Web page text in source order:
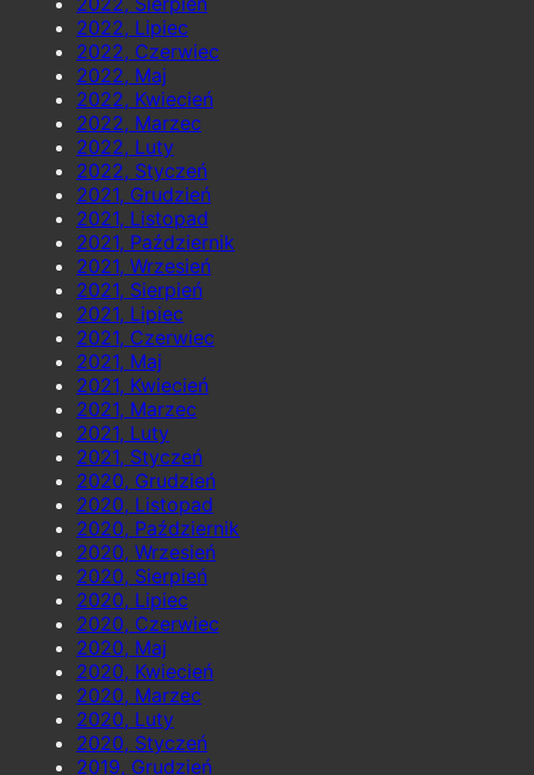
2022, Lipiec
2022, Czerwiec
2022, Maj
2022, Kwiecień
2022, Marzec
2022, Luty
2022, Styczeń
2021, Grudzień
2021, Listopad
2021, Październik
2021, Wrzesień
2021, Sierpień
2021, Lipiec
2021, Czerwiec
2021, Maj
2021, Kwiecień
2021, Marzec
2021, Luty
2021, Styczeń
2020, Grudzień
2020, Listopad
2020, Październik
2020, Wrzesień
2020, Sierpień
2020, Lipiec
2020, Czerwiec
2020, Maj
2020, Kwiecień
2020, Marzec
2020, Luty
2020, Styczeń
2019, Grudzień